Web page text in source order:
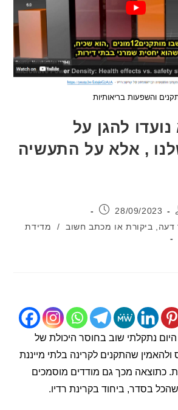
בריאותיות
להגן על
אלא על התעשיה
28/09/
או מכתב חשוב /
מדידת
שוב בחוסר היכולת של
שהתקנים לקרינה בלתי מייננת
מכך גם מודדים מוסמכים
ביחוד בקרינת רדיו.